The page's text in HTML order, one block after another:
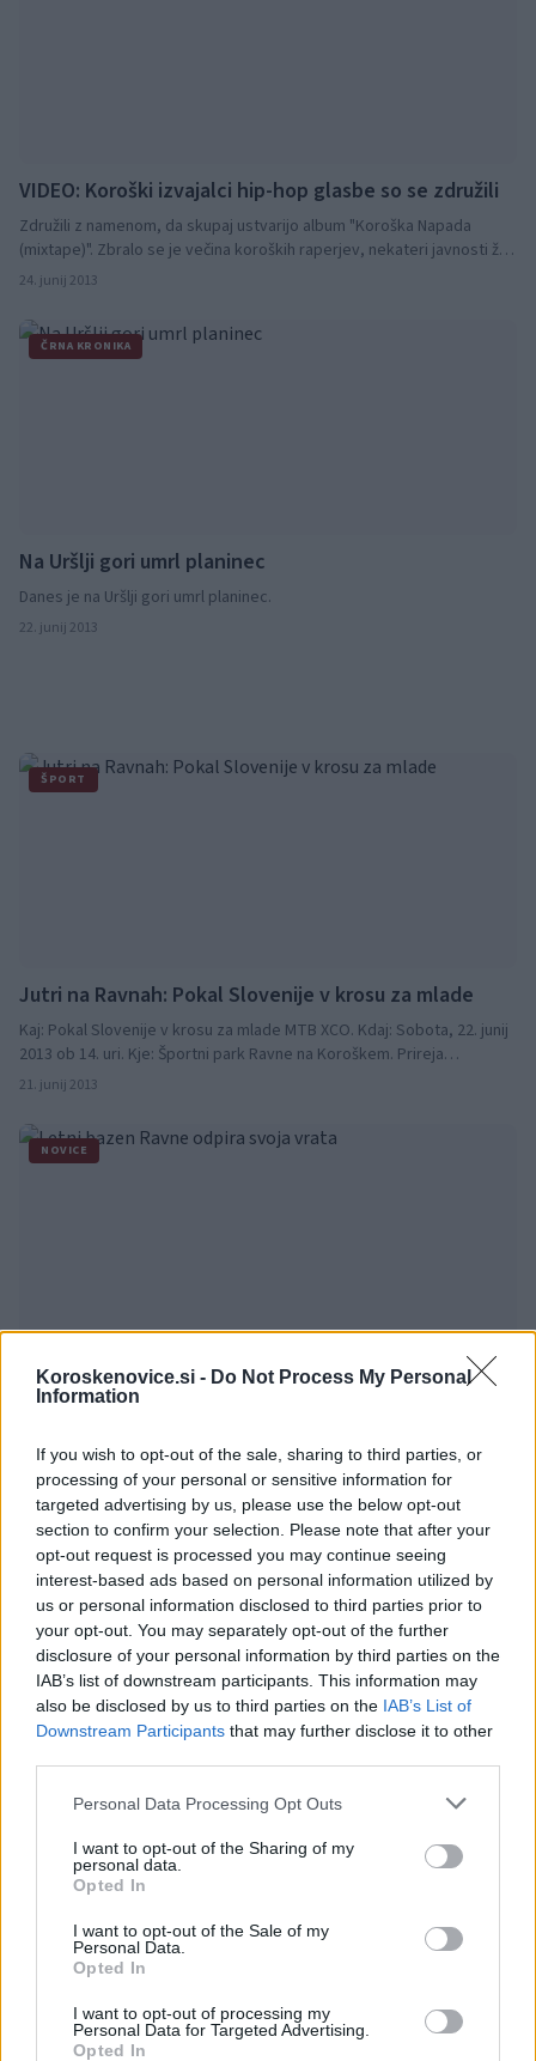
Koroskenovice.si - Do Not Process My Personal
Information
If you wish to opt-out of the sale, sharing to third parties, or
processing of your personal or sensitive information for
targeted advertising by us, please use the below opt-out
section to confirm your selection. Please note that after your
opt-out request is processed you may continue seeing
interest-based ads based on personal information utilized by
us or personal information disclosed to third parties prior to
your opt-out. You may separately opt-out of the further
disclosure of your personal information by third parties on the
IAB’s list of downstream participants. This information may
also be disclosed by us to third parties on the IAB’s List of
Downstream Participants that may further disclose it to other
Please note that this website/app uses one or more Google
not limited to your visit or usage behaviour. You may click to
grant or deny consent to Google and its third-party tags to
use your data for below specified purposes in below Google
consent section.
Personal Data Processing Opt Outs
I want to opt-out of the Sharing of my
personal data.
Opted In
I want to opt-out of the Sale of my
Personal Data.
Opted In
I want to opt-out of processing my
Personal Data for Targeted Advertising.
Opted In
VIDEO: Koroški izvajalci hip-hop glasbe so se združili
Združili z namenom, da skupaj ustvarijo album "Koroška Napada
(mixtape)". Zbralo se je večina koroških raperjev, nekateri javnosti že
bolj znani, nekateri manj.
24. junij 2013
ČRNA KRONIKA
Na Uršlji gori umrl planinec
Danes je na Uršlji gori umrl planinec.
22. junij 2013
ŠPORT
Jutri na Ravnah: Pokal Slovenije v krosu za mlade
Kaj: Pokal Slovenije v krosu za mlade MTB XCO. Kdaj: Sobota, 22. junij
2013 ob 14. uri. Kje: Športni park Ravne na Koroškem. Prireja
Kolesarski klub Ravne na Koroškem.
21. junij 2013
NOVICE
Letni bazen Ravne odpira svoja vrata
Jutri, 19. junija 2013, se odpirajo vrata letnega Mestnega kopališča na
predprodaji.
18. junij 2013
ŠPORT
FOTO: Teo Pečnik zopet nepremagan
V soboto, 15. junija 2013, so se na tekmovanju Pokal Slovenije za
mlade, kolesarji KK Ravne na Koroškem odlično odrezali.
ČRNA KRONIKA